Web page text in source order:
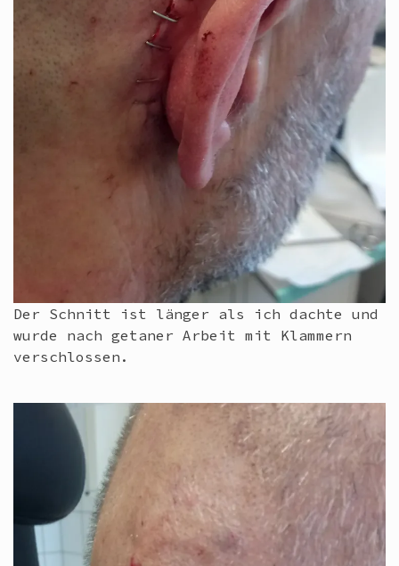
Der Schnitt ist länger als ich dachte und
wurde nach getaner Arbeit mit Klammern
verschlossen.